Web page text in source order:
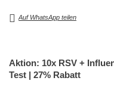
Auf WhatsApp teilen
Aktion: 10x RSV +
Test | 27% Rabatt